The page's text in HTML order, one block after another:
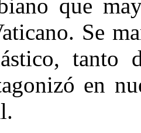
que
Se
tanto
en